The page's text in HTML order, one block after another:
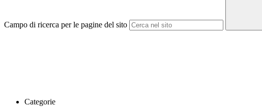
Campo di ricerca per le pagine del sito
Categorie